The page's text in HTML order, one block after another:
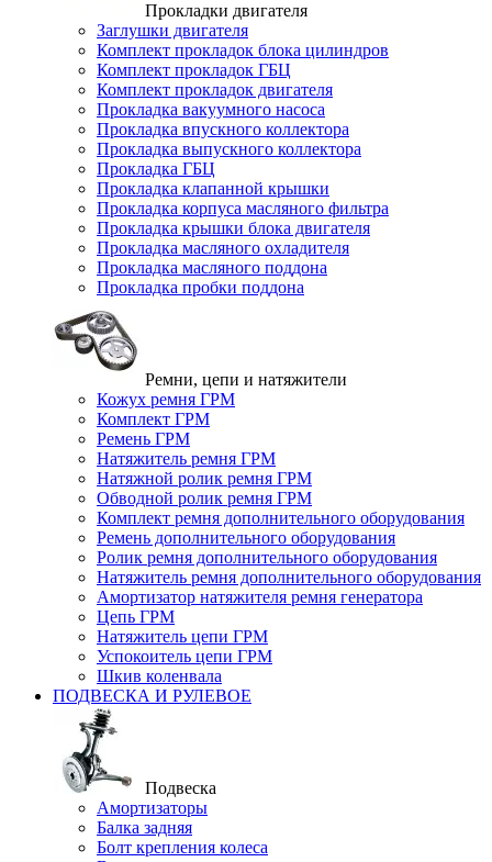
Прокладки двигателя
Заглушки двигателя
Комплект прокладок блока цилиндров
Комплект прокладок ГБЦ
Комплект прокладок двигателя
Прокладка вакуумного насоса
Прокладка впускного коллектора
Прокладка выпускного коллектора
Прокладка ГБЦ
Прокладка клапанной крышки
Прокладка корпуса масляного фильтра
Прокладка крышки блока двигателя
Прокладка масляного охладителя
Прокладка масляного поддона
Прокладка пробки поддона
Ремни, цепи и натяжители
Кожух ремня ГРМ
Комплект ГРМ
Ремень ГРМ
Натяжитель ремня ГРМ
Натяжной ролик ремня ГРМ
Обводной ролик ремня ГРМ
Комплект ремня дополнительного оборудования
Ремень дополнительного оборудования
Ролик ремня дополнительного оборудования
Натяжитель ремня дополнительного оборудования
Амортизатор натяжителя ремня генератора
Цепь ГРМ
Натяжитель цепи ГРМ
Успокоитель цепи ГРМ
Шкив коленвала
ПОДВЕСКА И РУЛЕВОЕ
Подвеска
Амортизаторы
Балка задняя
Болт крепления колеса